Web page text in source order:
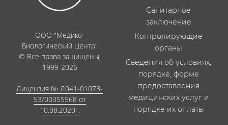
ООО "Медико-
Биологический Центр"
© Все права защищены,
1999-2026
Лицензия № Л041-01073-
53/00355568 от
10.08.2020г.
Санитарное
заключение
Контролирующие
органы
Сведения об условиях,
порядке, форме
предоставления
медицинских услуг и
порядке их оплаты